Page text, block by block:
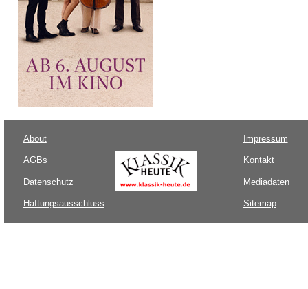
About
AGBs
Datenschutz
Haftungsausschluss
Impressum
Kontakt
Mediadaten
Sitemap